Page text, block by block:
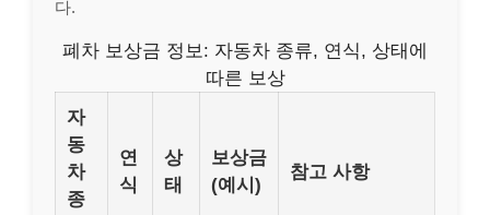
다.
폐차 보상금 정보: 자동차 종류, 연식, 상태에
따른 보상
자
동
차
종
연
식
상
태
보상금
(예시)
참고 사항